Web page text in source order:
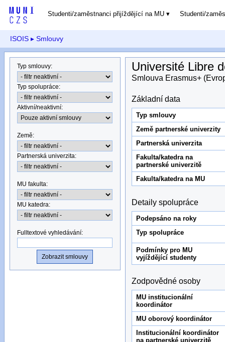
Studenti/zaměstnanci přijíždějící na MU Studenti/
ISOIS ▸ Smlouvy
Typ smlouvy:
Typ spolupráce:
Aktivní/neaktivní:
Země:
Partnerská univerzita:
MU fakulta:
MU katedra:
Fulltextové vyhledávání:
Université Libre
Smlouva Erasmus+
Základní data
Typ smlouvy
Země partnerské univerzity
Partnerská univerzita
Fakulta/katedra na
partnerské univerzitě
Fakulta/katedra na MU
Detaily spolupráce
Podepsáno na roky
Typ spolupráce
Podmínky pro MU
vyjíždějící studenty
Zodpovědné osoby
MU institucionální
koordinátor
MU oborový koordinátor
Institucionální koordinátor
na partnerské univerzitě